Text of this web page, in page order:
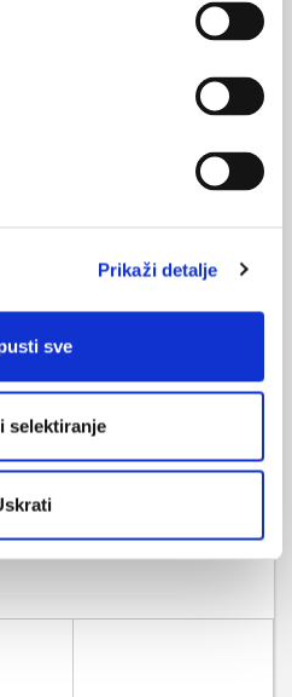
Prikaži detalje
sve
selektiranje
s osobama starije dobi“:
i boljem razumijevanju problema
dobi nužan je
interdisciplinarni
edukacija stručnjaka, ali i
komunikacijskih
raspoloživih stručnih
.
i grupne
u institucionalnim i
starija osoba živi.